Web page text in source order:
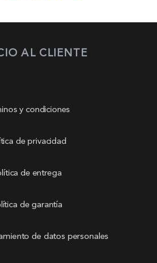
AL CLIENTE
y condiciones
de privacidad
de entrega
de garantía
de datos personales